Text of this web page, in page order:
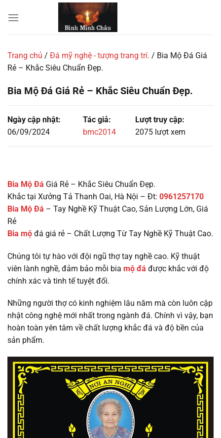
đến
Trang chủ / Đá mỹ nghệ - tượng trang trí. / Bia Mộ Đá Giá
Rẻ – Khắc Siêu Chuẩn Đẹp.
Bia Mộ Đá Giá Rẻ – Khắc Siêu Chuẩn Đẹp.
Ngày cập nhật:
06/09/2024
Tác giả:
bmc2014
Lượt truy cập:
2075 lượt xem
Bia Mộ Đá Giá Rẻ – Khắc Siêu Chuẩn Đẹp.
Khắc tại Xưởng Tả Thanh Oai, Hà Nội – Đt: 0961257170
Bia Mộ Đá – Tay Nghề Kỹ Thuật Cao, Sản Lượng Lớn, Giá
Rẻ
Bia mộ đá giá rẻ – Chất Lượng Từ Tay Nghề Kỹ Thuật Cao.
Chúng tôi tự hào với đội ngũ thợ tay nghề cao. Kỹ thuật
viên lành nghề, đảm bảo mỗi bia mộ đá được khắc với độ
chính xác và tinh tế tuyệt đối.
Những người thợ có kinh nghiệm lâu năm mà còn luôn cập
nhật công nghệ mới nhất trong ngành đá. Chính vì vậy, bạn
hoàn toàn yên tâm về chất lượng khắc đá và độ bền của
sản phẩm.